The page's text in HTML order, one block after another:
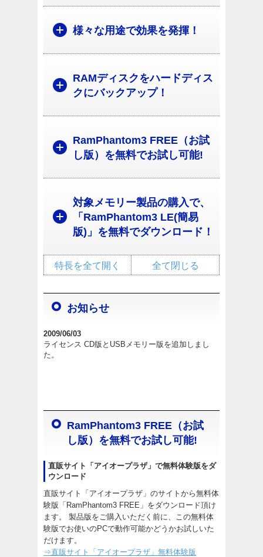
様々な用途で効果を発揮！
RAMディスクをハードディス
クにバックアップ！
RamPhantom3 FREE（お試
し版）を無料でお試し可能!
対象メモリー製品の購入で、
「RamPhantom3 LE(簡易
版)」を無料でダウンロード！
全て閉じる
特長を全て開く
お知らせ
2009/06/03
ライセンス CD版とUSBメモリー版を追加しまし
た。
RamPhantom3 FREE（お試
し版）を無料でお試し可能!
直販サイト「アイオープラザ」で無料体験版をダ
ウンロード
直販サイト「アイオープラザ」のサイトから無料体
験版「RamPhantom3 FREE」をダウンロード頂け
ます。 製品版をご購入いただく前に、この無料体
験版でお使いのPCで動作可能かどうかお試しいた
だけます。
⇒直販サイト「アイオープラザ」無料体験版